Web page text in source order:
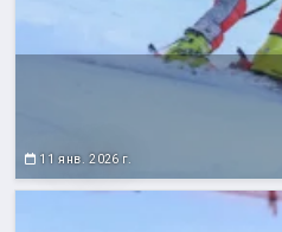
11 янв. 2026 г.